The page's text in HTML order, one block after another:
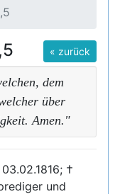
« zurück
dem
über
Amen."
†
und